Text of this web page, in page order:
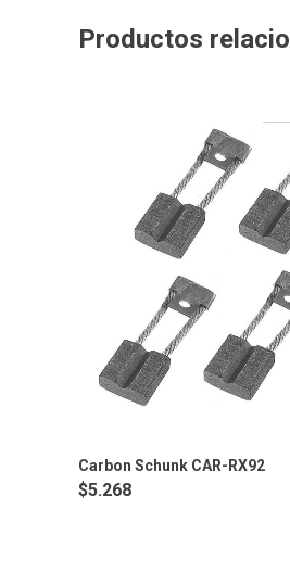
Productos
Carbon Schunk CAR-RX92
$5.268